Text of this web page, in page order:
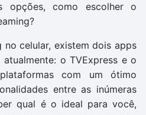
opções, como escolher o
no celular, existem dois apps
o TVExpress e o
com um ótimo
entre as inúmeras
qual é o ideal para você,